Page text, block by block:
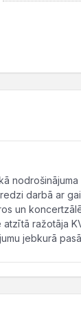
nodrošinājuma
darbā ar
un
ražotāja
jebkurā